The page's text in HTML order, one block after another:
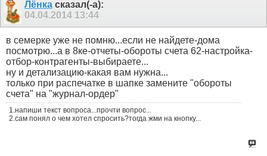
Лёнкасказал(-а):
04.04.2014 13:44
в семерке уже не помню...если не найдете-дома
посмотрю...а в 8ке-отчеты-обороты счета 62-настройка-
отбор-контрагенты-выбираете...
ну и детализацию-какая вам нужна...
только при распечатке в шапке замените "обороты
счета" на "журнал-ордер"
1.напиши текст вопроса...прочти вопрос...
2.сам понял о чем хотел спросить?тогда жми на кнопку...